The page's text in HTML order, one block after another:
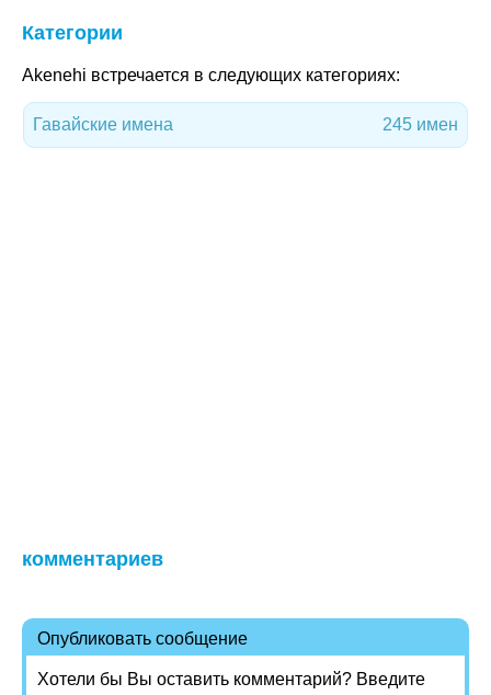
Категории
Akenehi встречается в следующих категориях:
Гавайские имена 245 имен
комментариев
Опубликовать сообщение
Хотели бы Вы оставить комментарий? Введите